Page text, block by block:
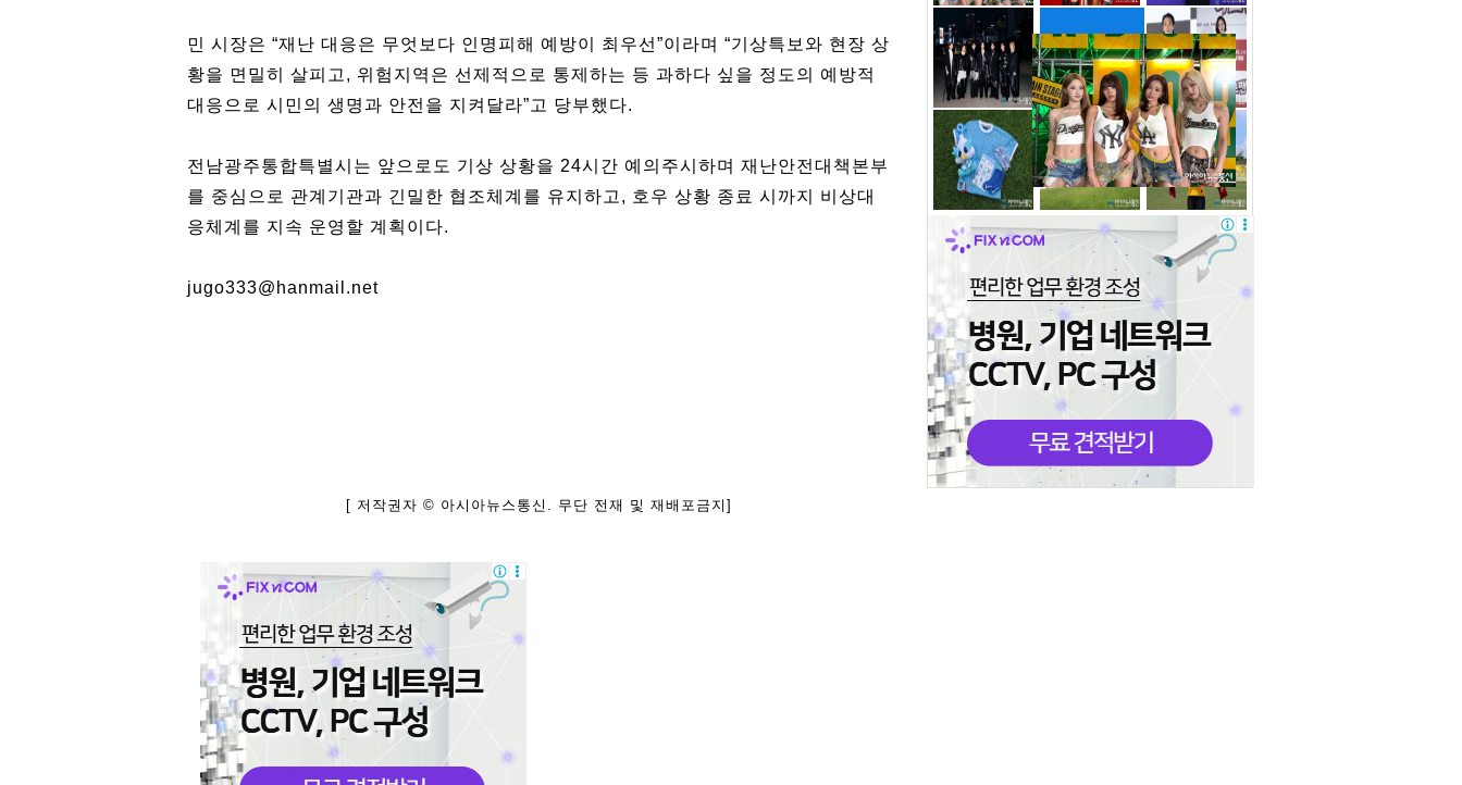
민 시장은 “재난 대응은 무엇보다 인명피해 예방이 최우선”이라며 “기상특보와 현장 상
황을 면밀히 살피고, 위험지역은 선제적으로 통제하는 등 과하다 싶을 정도의 예방적
대응으로 시민의 생명과 안전을 지켜달라”고 당부했다.
전남광주통합특별시는 앞으로도 기상 상황을 24시간 예의주시하며 재난안전대책본부
를 중심으로 관계기관과 긴밀한 협조체계를 유지하고, 호우 상황 종료 시까지 비상대
응체계를 지속 운영할 계획이다.
jugo333@hanmail.net
[ 저작권자 © 아시아뉴스통신. 무단 전재 및 재배포금지]